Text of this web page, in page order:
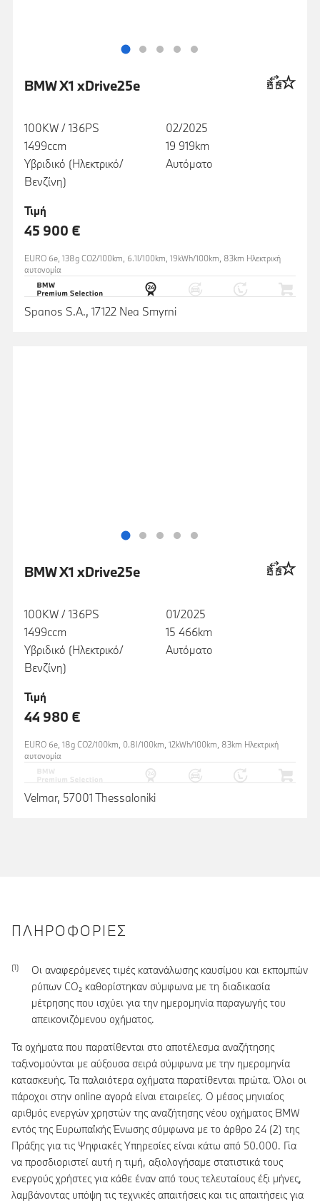
BMW X1 xDrive25e
100KW / 136PS
1499ccm
Υβριδικό (Ηλεκτρικό/
Βενζίνη)
02/2025
19 919km
Αυτόματο
Τιμή
45 900 €
EURO 6e, 138g CO2/100km, 6.1l/100km, 19kWh/100km, 83km Ηλεκτρική
αυτονομία
Spanos S.A., 17122 Nea Smyrni
BMW X1 xDrive25e
100KW / 136PS
1499ccm
Υβριδικό (Ηλεκτρικό/
Βενζίνη)
01/2025
15 466km
Αυτόματο
Τιμή
44 980 €
EURO 6e, 18g CO2/100km, 0.8l/100km, 12kWh/100km, 83km Ηλεκτρική
αυτονομία
Velmar, 57001 Thessaloniki
ΠΛΗΡΟΦΟΡΊΕΣ
Οι αναφερόμενες τιμές κατανάλωσης καυσίμου και εκπομπών
ρύπων CO₂ καθορίστηκαν σύμφωνα με τη διαδικασία
μέτρησης που ισχύει για την ημερομηνία παραγωγής του
απεικονιζόμενου οχήματος.
Τα οχήματα που παρατίθενται στο αποτέλεσμα αναζήτησης
ταξινομούνται με αύξουσα σειρά σύμφωνα με την ημερομηνία
κατασκευής. Τα παλαιότερα οχήματα παρατίθενται πρώτα. Όλοι οι
πάροχοι στην online αγορά είναι εταιρείες. Ο μέσος μηνιαίος
αριθμός ενεργών χρηστών της αναζήτησης νέου οχήματος BMW
εντός της Ευρωπαϊκής Ένωσης σύμφωνα με το άρθρο 24 (2) της
Πράξης για τις Ψηφιακές Υπηρεσίες είναι κάτω από 50.000. Για
να προσδιοριστεί αυτή η τιμή, αξιολογήσαμε στατιστικά τους
ενεργούς χρήστες για κάθε έναν από τους τελευταίους έξι μήνες,
λαμβάνοντας υπόψη τις τεχνικές απαιτήσεις και τις απαιτήσεις για